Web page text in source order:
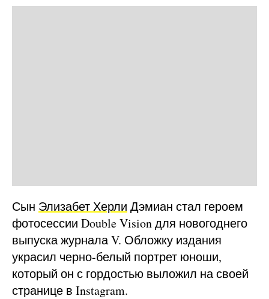
Сын Элизабет Херли Дэмиан стал героем
фотосессии Double Vision для новогоднего
выпуска журнала V. Обложку издания
украсил черно-белый портрет юноши,
который он с гордостью выложил на своей
странице в Instagram.